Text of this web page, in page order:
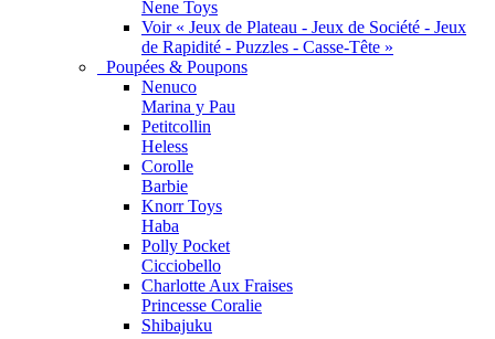
Nene Toys
Voir « Jeux de Plateau - Jeux de Société - Jeux
de Rapidité - Puzzles - Casse-Tête »
Poupées & Poupons
Nenuco
Marina y Pau
Petitcollin
Heless
Corolle
Barbie
Knorr Toys
Haba
Polly Pocket
Cicciobello
Charlotte Aux Fraises
Princesse Coralie
Shibajuku